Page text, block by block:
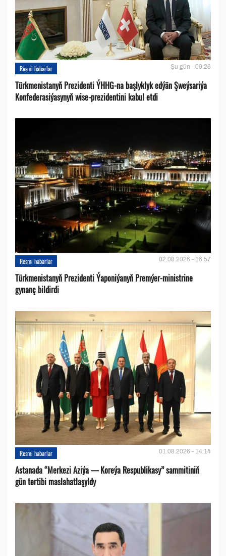
Resmi habarlar Şu gün - 09:26
Türkmenistanyň Prezidenti ÝHHG-na başlyklyk edýän Şweýsariýa
Konfederasiýasynyň wise-prezidentini kabul etdi
Resmi habarlar 02.08.2026 - 16:57
Türkmenistanyň Prezidenti Ýaponiýanyň Premýer-ministrine
gynanç bildirdi
Resmi habarlar 01.08.2026 - 14:14
Astanada “Merkezi Aziýa — Koreýa Respublikasy” sammitiniň
gün tertibi maslahatlaşyldy